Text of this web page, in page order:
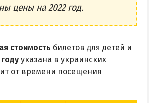
цены на 2022 год.
стоимость билетов для детей и
указана в украинских
от времени посещения